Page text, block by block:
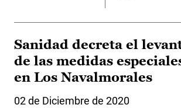
Sanidad decreta el
de las medidas
en Los Navalmorales
02 de Diciembre de 2020